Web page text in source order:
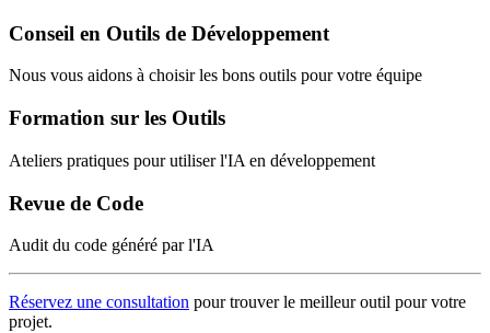
Conseil en Outils de Développement
Nous vous aidons à choisir les bons outils pour votre équipe
Formation sur les Outils
Ateliers pratiques pour utiliser l'IA en développement
Revue de Code
Audit du code généré par l'IA
Réservez une consultation pour trouver le meilleur outil pour votre
projet.